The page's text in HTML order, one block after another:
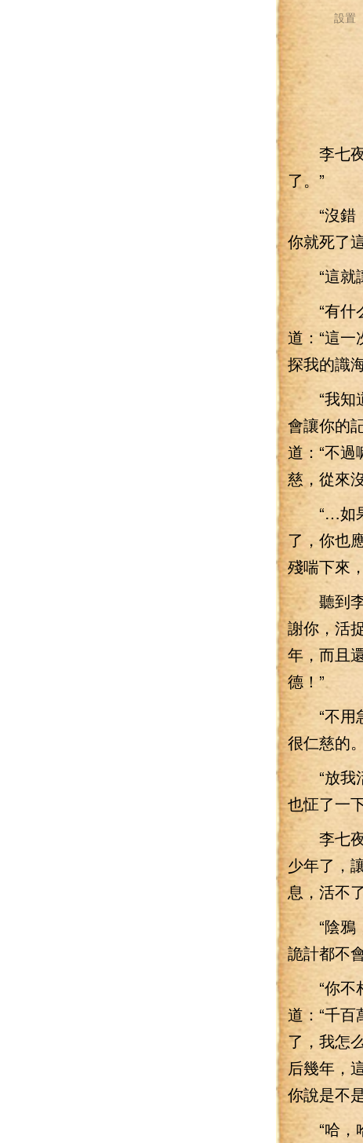
設置
李七夜笑
了。”
“沒錯，
你就死了
“這就讓
“有什么
道：“這
探我的識
“我知道
會讓你的
道：“不
慈，從來
“…如果
了，你也
殘喘下來
聽到李七
謝你，活
年，而且
德！”
“不用急
很仁慈的
“放我活
也怔了一下
李七夜
少年了，
息，活不
“陰鴉，
詭計都不
“你不相
道：“千
了，我怎
后幾年，
你說是不
“哈，哈